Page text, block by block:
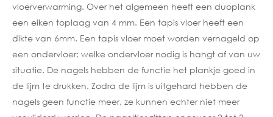
vloerverwarming. Over het algemeen heeft een duoplank
een eiken toplaag van 4 mm. Een tapis vloer heeft een
dikte van 6mm. Een tapis vloer moet worden vernageld op
een ondervloer; welke ondervloer nodig is hangt af van uw
situatie. De nagels hebben de functie het plankje goed in
de lijm te drukken. Zodra de lijm is uitgehard hebben de
nagels geen functie meer, ze kunnen echter niet meer